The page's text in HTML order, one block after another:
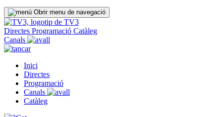
Obrir menu de navegació
Directes Programació Catàleg
Canals
Inici
Directes
Programació
Canals
Catàleg